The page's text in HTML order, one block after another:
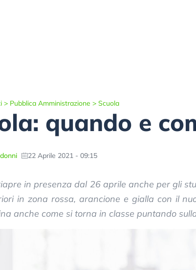
> Pubblica Amministrazione > Scuola
quando e
22 Aprile 2021 - 09:15
in presenza dal 26 aprile anche per gli
in zona rossa, arancione e gialla con il
anche come si torna in classe puntando